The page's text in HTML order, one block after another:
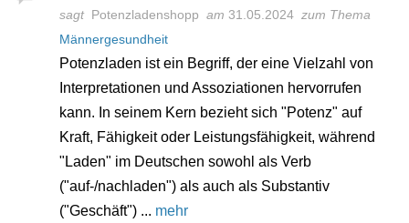
sagt Potenzladenshopp am 31.05.2024 zum Thema
Männergesundheit
Potenzladen ist ein Begriff, der eine Vielzahl von
Interpretationen und Assoziationen hervorrufen
kann. In seinem Kern bezieht sich "Potenz" auf
Kraft, Fähigkeit oder Leistungsfähigkeit, während
"Laden" im Deutschen sowohl als Verb
("auf-/nachladen") als auch als Substantiv
("Geschäft") ... mehr